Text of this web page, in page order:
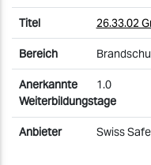
26.33.02
1.0
Swiss